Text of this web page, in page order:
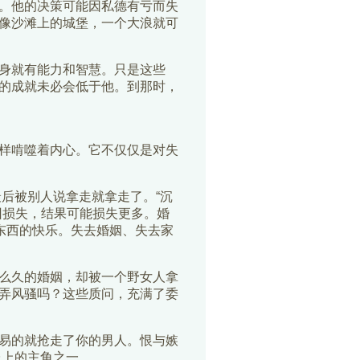
他的决策可能因私德有亏而失
沙滩上的城堡，一个大浪就可
就有能力和智慧。只是这些
成就未必会低于他。到那时，
啃噬着内心。它不仅仅是对失
被别人说拿走就拿走了。“沉
失，结果可能损失更多。婚
西的快乐。失去婚姻、失去家
久的婚姻，却被一个野女人拿
风骚吗？这些质问，充满了委
的就抢走了你的男人。恨与嫉
的主角之一。